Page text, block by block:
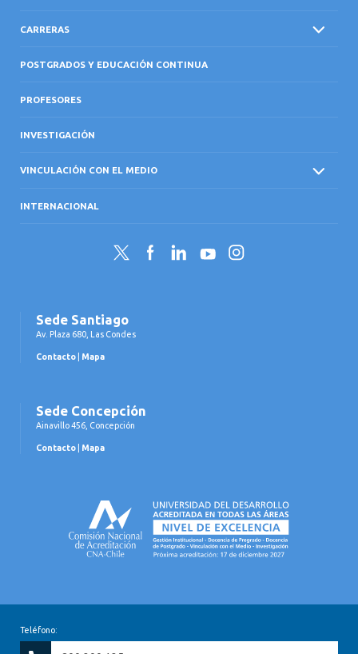
CARRERAS
POSTGRADOS Y EDUCACIÓN CONTINUA
PROFESORES
INVESTIGACIÓN
VINCULACIÓN CON EL MEDIO
INTERNACIONAL
Twitter FacebookLinkedInYouTubeInstagram
Sede Santiago
Av. Plaza 680, Las Condes
Contacto Mapa
Sede Concepción
Ainavillo 456, Concepción
Contacto Mapa
Teléfono: